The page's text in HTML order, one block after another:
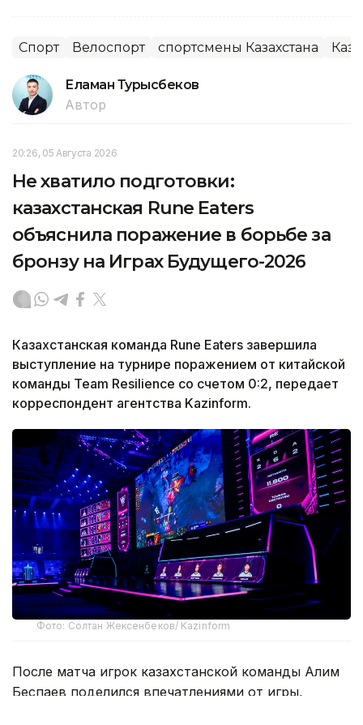
Спорт Велоспорт спортсмены Казахстана
Еламан Турысбеков
Автор
20:26, 05 Августа 2026
Не хватило подготовки:
казахстанская Rune Eaters
объяснила поражение в борьбе за
бронзу на Играх Будущего-2026
Казахстанская команда Rune Eaters завершила
выступление на турнире поражением от китайской
команды Team Resilience со счетом 0:2, передает
корреспондент агентства Kazinform.
Фото: Солтан Жексенбеков/ Kazinform
После матча игрок казахстанской команды Алим
Беспаев поделился впечатлениями от игры,